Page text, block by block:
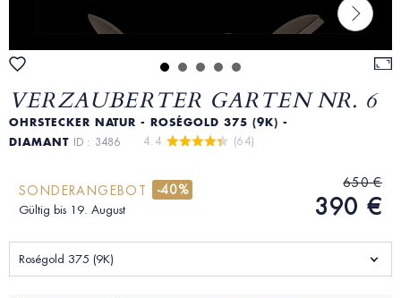
VERZAUBERTER GARTEN NR. 6
OHRSTECKER NATUR - ROSÉGOLD 375 (9K) -
DIAMANT ID : 3486 4.4 (64)
SONDERANGEBOT -40%
Gültig bis 19. August
650 €
390 €
Roségold 375 (9K)